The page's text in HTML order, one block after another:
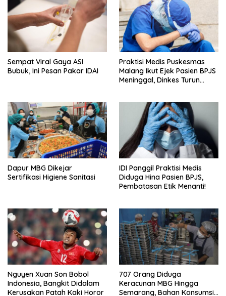
Sempat Viral Gaya ASI
Bubuk, Ini Pesan Pakar IDAI
Praktisi Medis Puskesmas
Malang Ikut Ejek Pasien BPJS
Meninggal, Dinkes Turun
Dapur MBG Dikejar
Sertifikasi Higiene Sanitasi
IDI Panggil Praktisi Medis
Diduga Hina Pasien BPJS,
Pembatasan Etik Menanti!
Nguyen Xuan Son Bobol
Indonesia, Bangkit Didalam
Kerusakan Patah Kaki Horor
707 Orang Diduga
Keracunan MBG Hingga
Semarang, Bahan Konsumsi